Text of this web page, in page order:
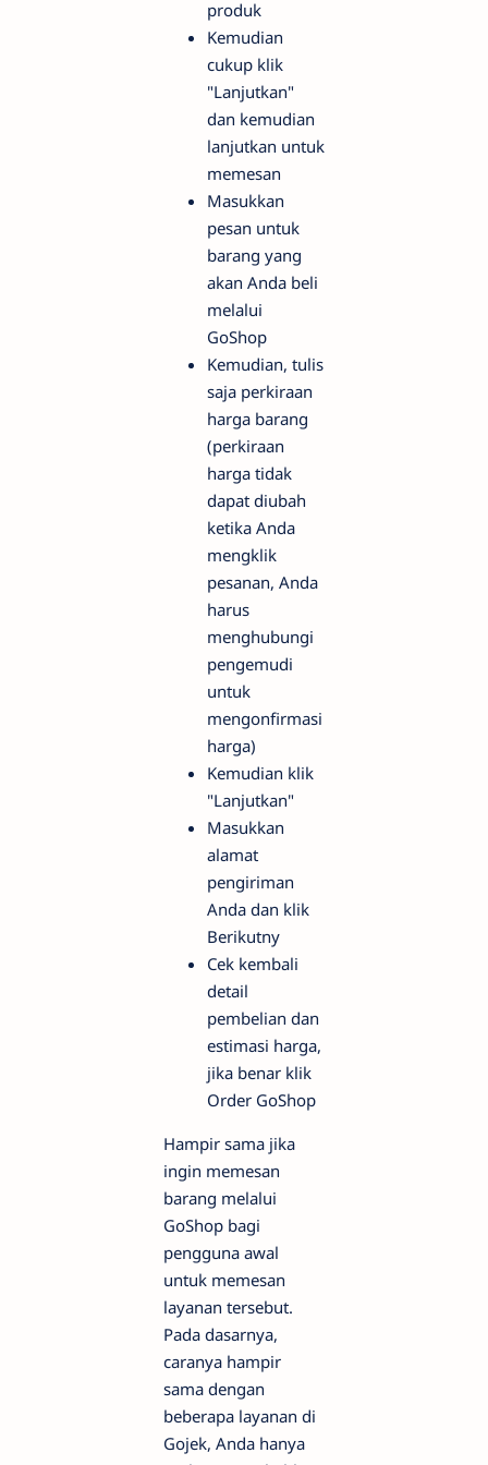
produk
Kemudian
cukup klik
"Lanjutkan"
dan kemudian
lanjutkan untuk
memesan
Masukkan
pesan untuk
barang yang
akan Anda beli
melalui
GoShop
Kemudian, tulis
saja perkiraan
harga barang
(perkiraan
harga tidak
dapat diubah
ketika Anda
mengklik
pesanan, Anda
harus
menghubungi
pengemudi
untuk
mengonfirmasi
harga)
Kemudian klik
"Lanjutkan"
Masukkan
alamat
pengiriman
Anda dan klik
Berikutny
Cek kembali
detail
pembelian dan
estimasi harga,
jika benar klik
Order GoShop
Hampir sama jika
ingin memesan
barang melalui
GoShop bagi
pengguna awal
untuk memesan
layanan tersebut.
Pada dasarnya,
caranya hampir
sama dengan
beberapa layanan di
Gojek, Anda hanya